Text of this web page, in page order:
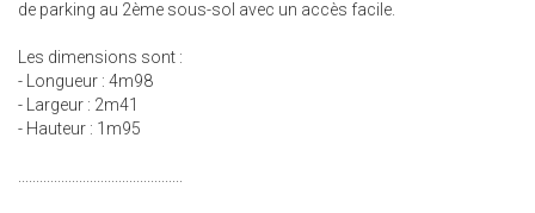
de parking au 2ème sous-sol avec un accès facile.
Les dimensions sont :
- Longueur : 4m98
- Largeur : 2m41
- Hauteur : 1m95
..............................................